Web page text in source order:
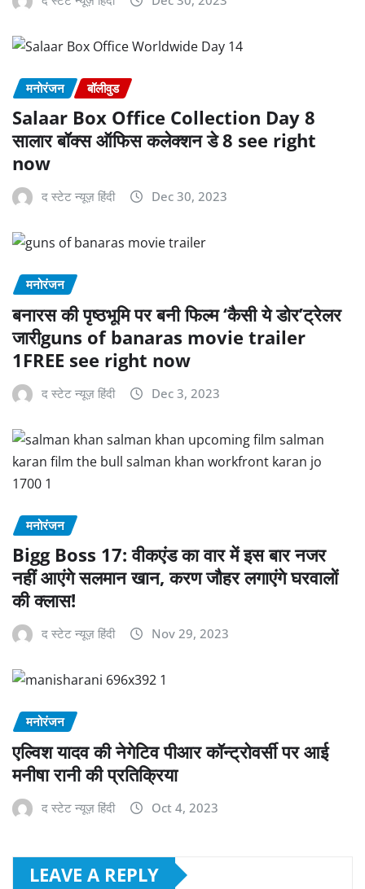
मनोरंजन बॉलीवुड
Salaar Box Office Collection Day 8
सालार बॉक्स ऑफिस कलेक्शन डे 8 see right
now
द स्टेट न्यूज़ हिंदी Dec 30, 2023
मनोरंजन
बनारस की पृष्ठभूमि पर बनी फिल्म ‘कैसी ये डोर’ट्रेलर
जारीguns of banaras movie trailer
1FREE see right now
द स्टेट न्यूज़ हिंदी Dec 3, 2023
मनोरंजन
Bigg Boss 17: वीकएंड का वार में इस बार नजर
नहीं आएंगे सलमान खान, करण जौहर लगाएंगे घरवालों
की क्लास!
द स्टेट न्यूज़ हिंदी Nov 29, 2023
मनोरंजन
एल्विश यादव की नेगेटिव पीआर कॉन्ट्रोवर्सी पर आई
मनीषा रानी की प्रतिक्रिया
द स्टेट न्यूज़ हिंदी Oct 4, 2023
LEAVE A REPLY